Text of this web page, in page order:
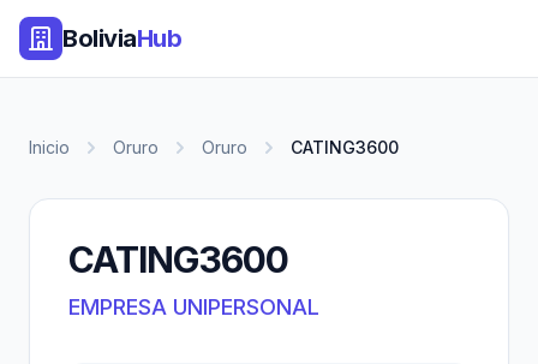
BoliviaHub
Inicio Oruro Oruro CATING3600
CATING3600
EMPRESA UNIPERSONAL